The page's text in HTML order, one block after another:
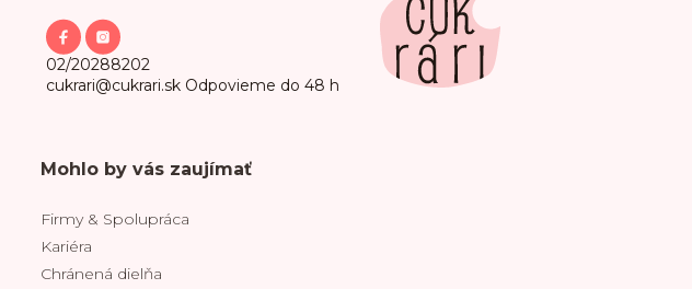
02/20288202
cukrari@cukrari.sk Odpovieme do 48 h
Mohlo by vás zaujímať
Firmy & Spolupráca
Kariéra
Chránená dielňa